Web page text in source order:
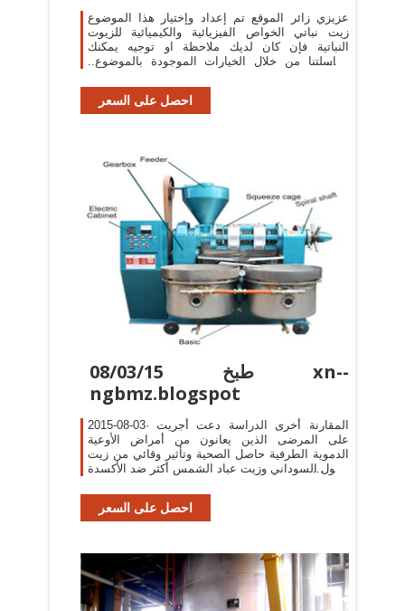
عزيزي زائر الموقع تم إعداد وإختيار هذا الموضوع
زيت نباتي الخواص الفيزيائية والكيميائية للزيوت
النباتية فإن كان لديك ملاحظة او توجيه يمكنك
مراسلتنا من خلال الخيارات الموجودة بالموضوع..
احصل على السعر
08/03/15 طبخ xn--
ngbmz.blogspot
2015-08-03· المقارنة أخرى الدراسة دعت أجريت
على المرضى الذين يعانون من أمراض الأوعية
الدموية الطرفية حاصل الصحية وتأثير وقائي من زيت
الفول السوداني وزيت عباد الشمس أكثر ضد الأكسدة
احصل على السعر